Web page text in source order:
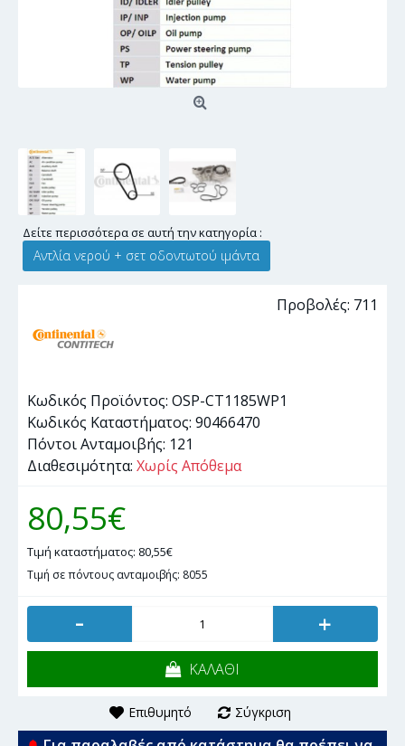
Δείτε περισσότερα σε αυτή την κατηγορία :
Αντλία νερού + σετ οδοντωτού ιμάντα
Προβολές: 711
Κωδικός Προϊόντος: OSP-CT1185WP1
Κωδικός Καταστήματος: 90466470
Πόντοι Ανταμοιβής: 121
Διαθεσιμότητα: Χωρίς Απόθεμα
80,55€
Τιμή καταστήματος: 80,55€
Τιμή σε πόντους ανταμοιβής: 8055
- +
ΚΑΛΑΘΙ
Επιθυμητό Σύγκριση